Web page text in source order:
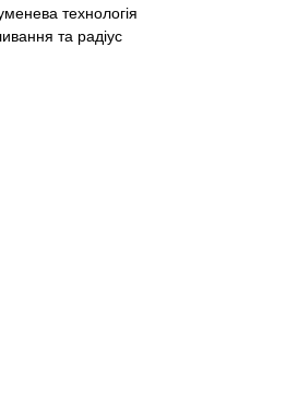
технологія
та радіус